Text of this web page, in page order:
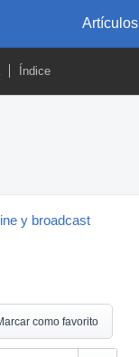
Artículos
Índice
y broadcast
como favorito